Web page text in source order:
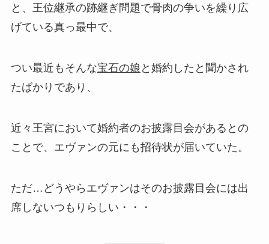
と、王位継承の跡継ぎ問題で骨肉の争いを繰り広
げている真っ最中で、
つい最近もそんな宝石の娘 と婚約したと聞かされ
たばかりであり、
近々王宮において婚約者のお披露目会があるとの
ことで、エヴァンの元にも招待状が届いていた。
ただ…どうやらエヴァンはそのお披露目会には出
席しないつもりらしい・・・